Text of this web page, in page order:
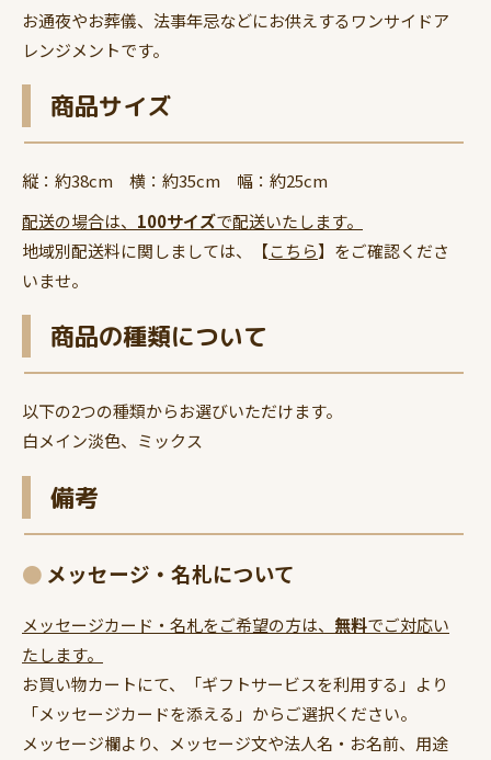
お通夜やお葬儀、法事年忌などにお供えするワンサイドア
レンジメントです。
商品サイズ
縦：約38cm 横：約35cm 幅：約25cm
配送の場合は、 100サイズで配送いたします。
地域別配送料に関しましては、【こちら】をご確認くださ
いませ。
商品の種類について
以下の2つの種類からお選びいただけます。
白メイン淡色、ミックス
備考
メッセージ・名札について
メッセージカード・名札をご希望の方は、 無料でご対応い
たします。
お買い物カートにて、「ギフトサービスを利用する」より
「メッセージカードを添える」からご選択ください。
メッセージ欄より、メッセージ文や法人名・お名前、用途